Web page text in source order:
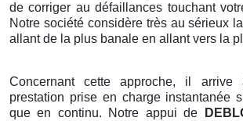
de corriger au défaillances touchant
Notre société considère très au sérieux
allant de la plus banale en allant vers la
Concernant cette approche, il arrive
prestation prise en charge instantanée
que en continu. Notre appui de